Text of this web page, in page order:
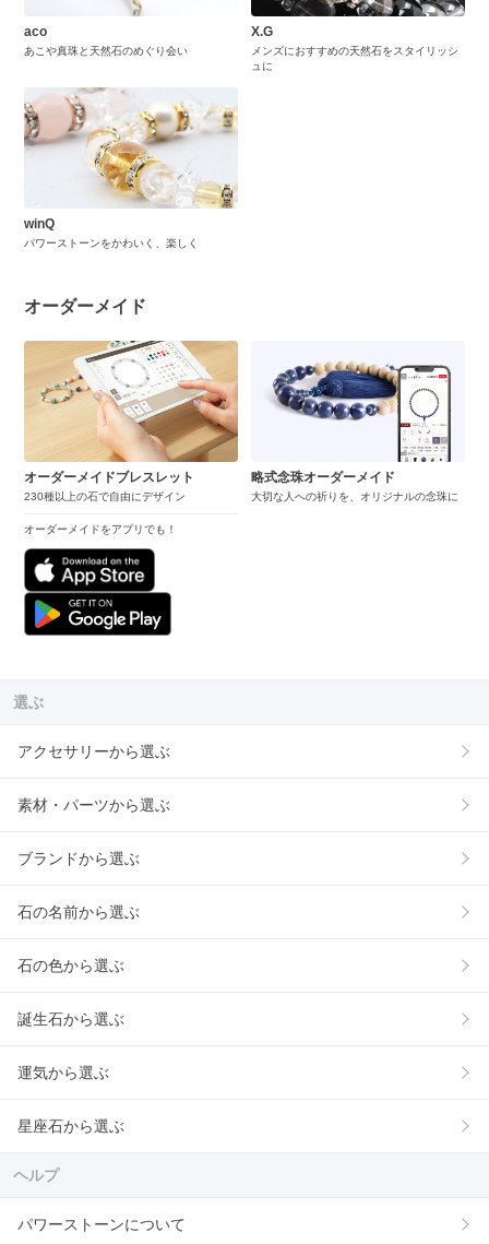
aco
あこや真珠と天然石のめぐり会い
X.G
メンズにおすすめの天然石をスタイリッシ
ュに
winQ
パワーストーンをかわいく、楽しく
オーダーメイド
オーダーメイドブレスレット
230種以上の石で自由にデザイン
オーダーメイドをアプリでも！
略式念珠オーダーメイド
大切な人への祈りを、オリジナルの念珠に
選ぶ
アクセサリーから選ぶ
素材・パーツから選ぶ
ブランドから選ぶ
石の名前から選ぶ
石の色から選ぶ
誕生石から選ぶ
運気から選ぶ
星座石から選ぶ
ヘルプ
パワーストーンについて